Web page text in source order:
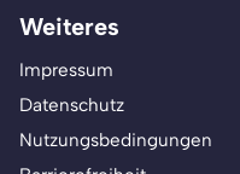
Weiteres
Impressum
Datenschutz
Nutzungsbedingungen